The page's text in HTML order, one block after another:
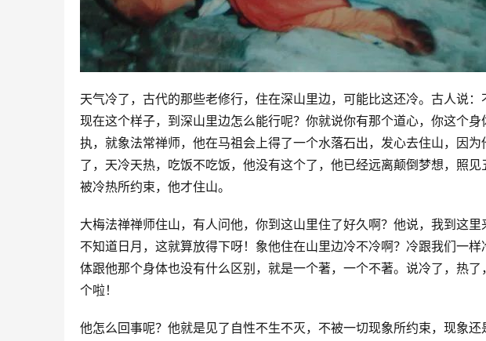
天气冷了，古代的那些老修行，住在深山里边，可能比这还冷。古人说
现在这个样子，到深山里边怎么能行呢？你就说你有那个道心，你这个
执，就象法常禅师，他在马祖会上得了一个水落石出，发心去住山，因
了，天冷天热，吃饭不吃饭，他没有这个了，他已经远离颠倒梦想，照
被冷热所约束，他才住山。
大梅法禅禅师住山，有人问他，你到这山里住了好久啊？他说，我到这
不知道日月，这就算放得下呀！象他住在山里边冷不冷啊？冷跟我们一
体跟他那个身体也没有什么区别，就是一个著，一个不著。说冷了，热
个啦！
他怎么回事呢？他就是见了自性不生不灭，不被一切现象所约束，现象